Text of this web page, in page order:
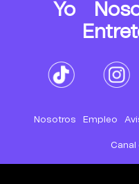
Yo
Nosotros Empleo
Canal